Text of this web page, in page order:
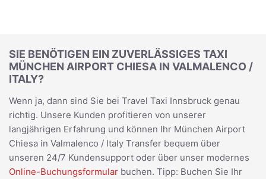
SIE BENÖTIGEN EIN ZUVERLÄSSIGES TAXI
MÜNCHEN AIRPORT CHIESA IN VALMALENCO /
ITALY?
Wenn ja, dann sind Sie bei Travel Taxi Innsbruck genau
richtig. Unsere Kunden profitieren von unserer
langjährigen Erfahrung und können Ihr München Airport
Chiesa in Valmalenco / Italy Transfer bequem über
unseren 24/7 Kundensupport oder über unser modernes
Online-Buchungsformular buchen. Tipp: Buchen Sie Ihr